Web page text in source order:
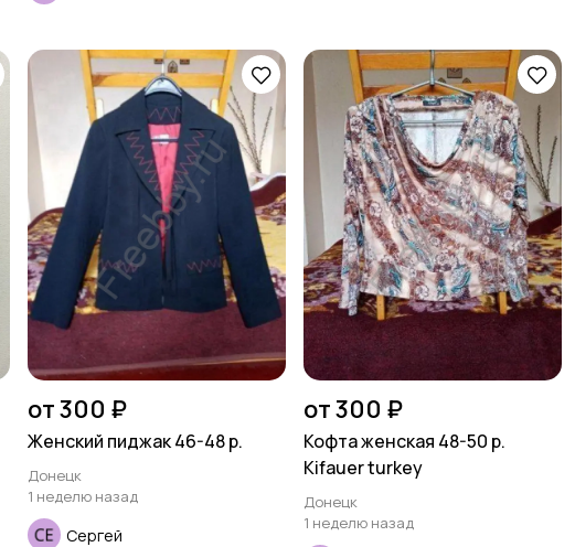
от 300 ₽
Женский пиджак 46-48 р.
Донецк
1 неделю назад
Сергей
от 300 ₽
Кофта женская 48-50 р.
Kifauer turkey
Донецк
1 неделю назад